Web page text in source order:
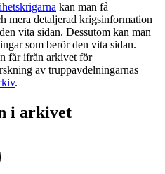
kan man få
mera detaljerad krigsinformation
vita sidan. Dessutom kan man
som berör den vita sidan.
får ifrån arkivet för
av truppavdelningarnas
.
i arkivet